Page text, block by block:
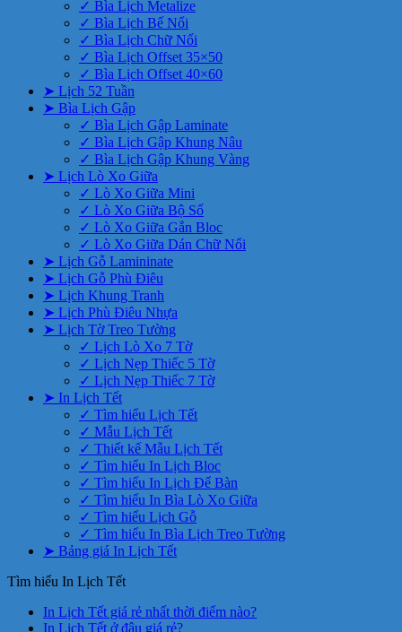
✓ Bìa Lịch Metalize
✓ Bìa Lịch Bế Nổi
✓ Bìa Lịch Chữ Nổi
✓ Bìa Lịch Offset 35×50
✓ Bìa Lịch Offset 40×60
➤ Lịch 52 Tuần
➤ Bìa Lịch Gập
✓ Bìa Lịch Gập Laminate
✓ Bìa Lịch Gập Khung Nâu
✓ Bìa Lịch Gập Khung Vàng
➤ Lịch Lò Xo Giữa
✓ Lò Xo Giữa Mini
✓ Lò Xo Giữa Bộ Số
✓ Lò Xo Giữa Gắn Bloc
✓ Lò Xo Giữa Dán Chữ Nổi
➤ Lịch Gỗ Lamininate
➤ Lịch Gỗ Phù Điêu
➤ Lịch Khung Tranh
➤ Lịch Phù Điêu Nhựa
➤ Lịch Tờ Treo Tường
✓ Lịch Lò Xo 7 Tờ
✓ Lịch Nẹp Thiếc 5 Tờ
✓ Lịch Nẹp Thiếc 7 Tờ
➤ In Lịch Tết
✓ Tìm hiểu Lịch Tết
✓ Mẫu Lịch Tết
✓ Thiết kế Mẫu Lịch Tết
✓ Tìm hiểu In Lịch Bloc
✓ Tìm hiểu In Lịch Để Bàn
✓ Tìm hiểu In Bìa Lò Xo Giữa
✓ Tìm hiểu Lịch Gỗ
✓ Tìm hiểu In Bìa Lịch Treo Tường
➤ Bảng giá In Lịch Tết
Tìm hiểu In Lịch Tết
In Lịch Tết giá rẻ nhất thời điểm nào?Không
In Lịch Tết ở đâu giá rẻ?Không